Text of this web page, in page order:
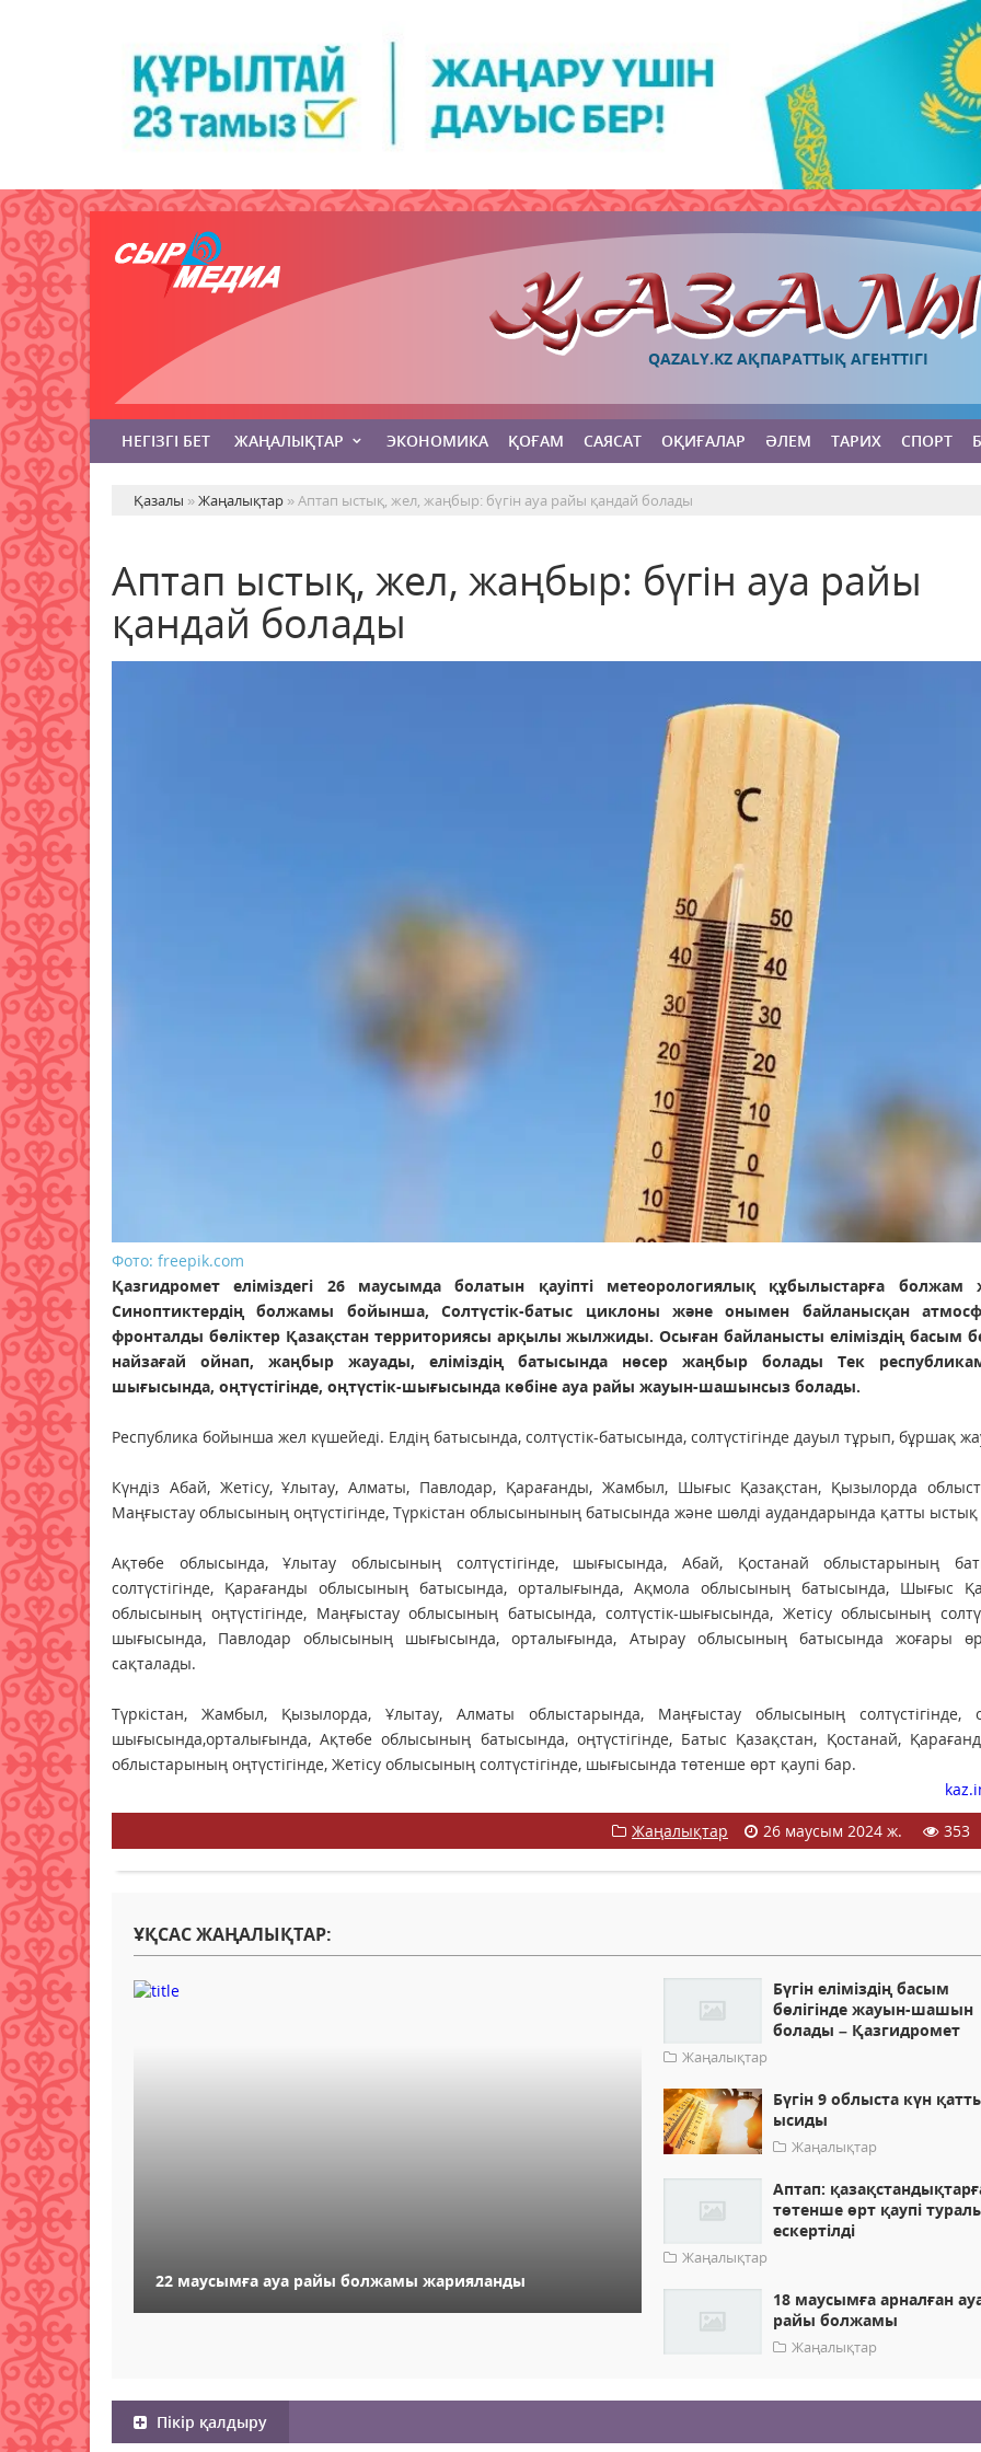
QAZALY.KZ АҚПАРАТТЫҚ АГЕНТТІГІ
НЕГІЗГІ БЕТ ЖАҢАЛЫҚТАР ЭКОНОМИКА ҚОҒАМ САЯСАТ ОҚИҒАЛАР ӘЛЕМ ТАРИХ СПОРТ
Қазалы »Жаңалықтар » Аптап ыстық, жел, жаңбыр: бүгін ауа райы қандай болады
Аптап ыстық, жел, жаңбыр: бүгін ауа райы
қандай болады
Фото: freepik.com
Қазгидромет еліміздегі 26 маусымда болатын қауіпті метеорологиялық құбылыстарға болжам
Синоптиктердің болжамы бойынша, Солтүстік-батыс циклоны және онымен байланысқан
фронталды бөліктер Қазақстан территориясы арқылы жылжиды. Осыған байланысты еліміздің басым
найзағай ойнап, жаңбыр жауады, еліміздің батысында нөсер жаңбыр болады Тек
шығысында, оңтүстігінде, оңтүстік-шығысында көбіне ауа райы жауын-шашынсыз болады.
Республика бойынша жел күшейеді. Елдің батысында, солтүстік-батысында, солтүстігінде дауыл тұрып, бұршақ
Күндіз Абай, Жетісу, Ұлытау, Алматы, Павлодар, Қарағанды, Жамбыл, Шығыс Қазақстан, Қызылорда
Маңғыстау облысының оңтүстігінде, Түркістан облысынының батысында және шөлді аудандарында қатты
Ақтөбе облысында, Ұлытау облысының солтүстігінде, шығысында, Абай, Қостанай облыстарының
солтүстігінде, Қарағанды облысының батысында, орталығында, Ақмола облысының батысында, Шығыс
облысының оңтүстігінде, Маңғыстау облысының батысында, солтүстік-шығысында, Жетісу облысының
шығысында, Павлодар облысының шығысында, орталығында, Атырау облысының батысында жоғары
сақталады.
Түркістан, Жамбыл, Қызылорда, Ұлытау, Алматы облыстарында, Маңғыстау облысының солтүстігінде,
шығысында,орталығында, Ақтөбе облысының батысында, оңтүстігінде, Батыс Қазақстан, Қостанай,
облыстарының оңтүстігінде, Жетісу облысының солтүстігінде, шығысында төтенше өрт қаупі бар.
Жаңалықтар
26 маусым 2024 ж. 353
ҰҚСАС ЖАҢАЛЫҚТАР:
22 маусымға ауа райы болжамы жарияланды
Бүгін еліміздің басым
бөлігінде жауын-шашын
болады – Қазгидромет
Жаңалықтар
Бүгін 9 облыста күн
ысиды
Жаңалықтар
Аптап:
төтенше өрт қаупі
ескертілді
Жаңалықтар
18 маусымға арналған
райы болжамы
Жаңалықтар
Пікір қалдыру